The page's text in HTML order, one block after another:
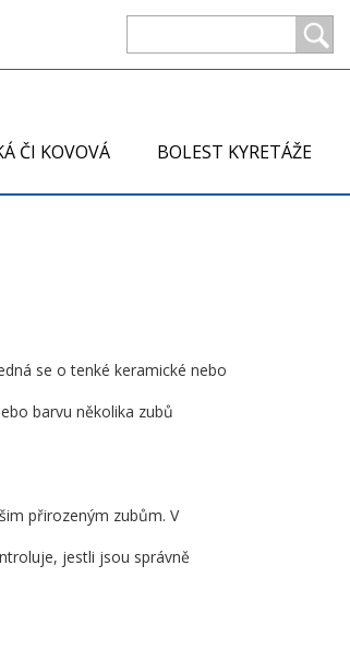
ČI KOVOVÁ BOLEST KYRETÁŽE
se o tenké keramické nebo
barvu několika zubů
přirozeným zubům. V
jestli jsou správně